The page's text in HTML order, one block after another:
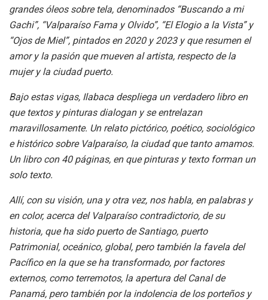
grandes óleos sobre tela, denominados “Buscando a mi
Gachi”, “Valparaíso Fama y Olvido”, “El Elogio a la Vista” y
“Ojos de Miel”, pintados en 2020 y 2023 y que resumen el
amor y la pasión que mueven al artista, respecto de la
mujer y la ciudad puerto.
Bajo estas vigas, Ilabaca despliega un verdadero libro en
que textos y pinturas dialogan y se entrelazan
maravillosamente. Un relato pictórico, poético, sociológico
e histórico sobre Valparaíso, la ciudad que tanto amamos.
Un libro con 40 páginas, en que pinturas y texto forman un
solo texto.
Allí, con su visión, una y otra vez, nos habla, en palabras y
en color, acerca del Valparaíso contradictorio, de su
historia, que ha sido puerto de Santiago, puerto
Patrimonial, oceánico, global, pero también la favela del
Pacífico en la que se ha transformado, por factores
externos, como terremotos, la apertura del Canal de
Panamá, pero también por la indolencia de los porteños y